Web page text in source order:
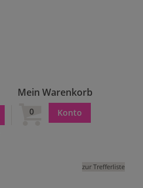
Mein Warenkorb
0 Konto
zur Trefferliste